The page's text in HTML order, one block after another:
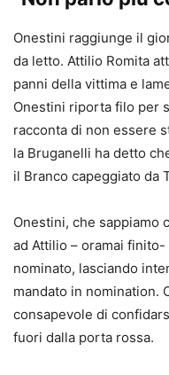
Onestini raggiunge il
da letto. Attilio Romita
panni della vittima e
Onestini riporta filo per
racconta di non essere
la Bruganelli ha detto
il Branco capeggiato da
Onestini, che sappiamo
ad Attilio – oramai finito-
nominato, lasciando
mandato in nomination.
consapevole di
fuori dalla porta rossa.